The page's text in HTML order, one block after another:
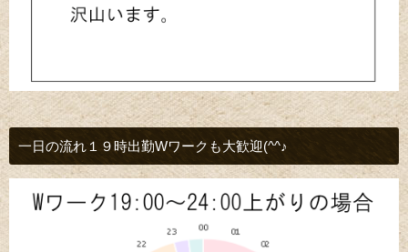
一日の流れ１９時出勤Wワークも大歓迎(^^♪